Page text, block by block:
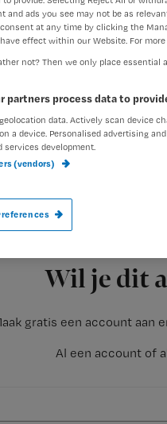
Wil je dit
gratis een account aan
Al een account of
Morgen ga ik naar
huisartsenpraktijk
Nu ik in de
and ads you see may not be as
at any time by clicking the
effect within our Website. For
not? Then we only place essential
partners process data to
data. Actively scan device
a device. Personalised advertising
services development.
(vendors)